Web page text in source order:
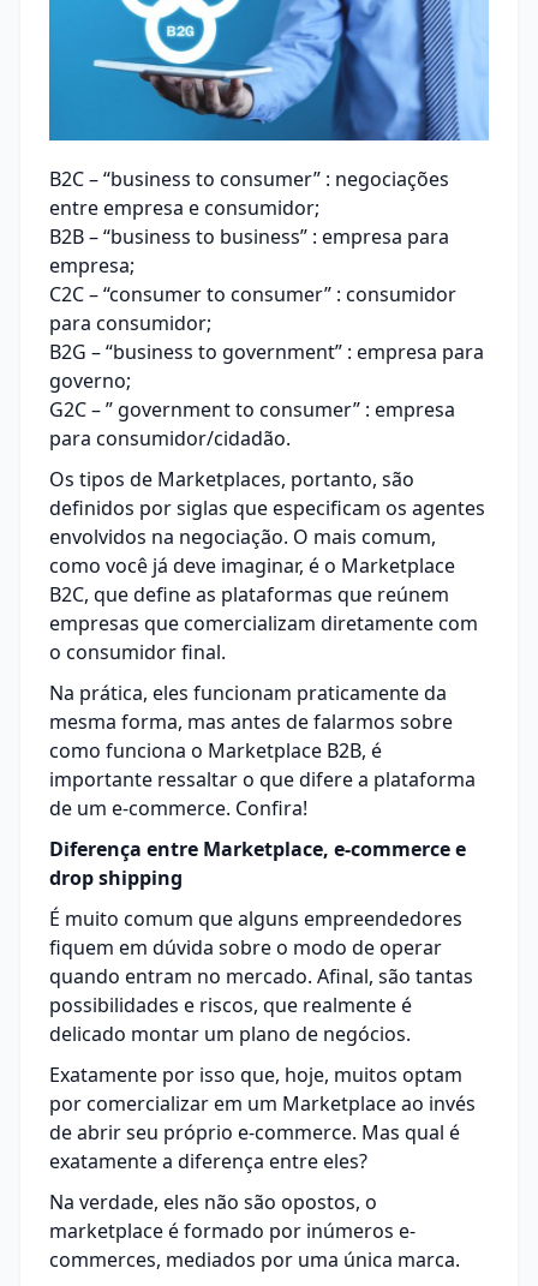
B2C – “business to consumer” : negociações
entre empresa e consumidor;
B2B – “business to business” : empresa para
empresa;
C2C – “consumer to consumer” : consumidor
para consumidor;
B2G – “business to government” : empresa para
governo;
G2C – ” government to consumer” : empresa
para consumidor/cidadão.
Os tipos de Marketplaces, portanto, são
definidos por siglas que especificam os agentes
envolvidos na negociação. O mais comum,
como você já deve imaginar, é o Marketplace
B2C, que define as plataformas que reúnem
empresas que comercializam diretamente com
o consumidor final.
Na prática, eles funcionam praticamente da
mesma forma, mas antes de falarmos sobre
como funciona o Marketplace B2B, é
importante ressaltar o que difere a plataforma
de um e-commerce. Confira!
Diferença entre Marketplace, e-commerce e
drop shipping
É muito comum que alguns empreendedores
fiquem em dúvida sobre o modo de operar
quando entram no mercado. Afinal, são tantas
possibilidades e riscos, que realmente é
delicado montar um plano de negócios.
Exatamente por isso que, hoje, muitos optam
por comercializar em um Marketplace ao invés
de abrir seu próprio e-commerce. Mas qual é
exatamente a diferença entre eles?
Na verdade, eles não são opostos, o
marketplace é formado por inúmeros e-
commerces, mediados por uma única marca.